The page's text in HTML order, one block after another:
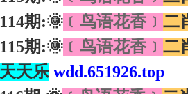
114期:🌞 ﹝鸟语花香﹞ 二
115期:🌞 ﹝鸟语花香﹞ 二
天天乐 wdd.651926.top